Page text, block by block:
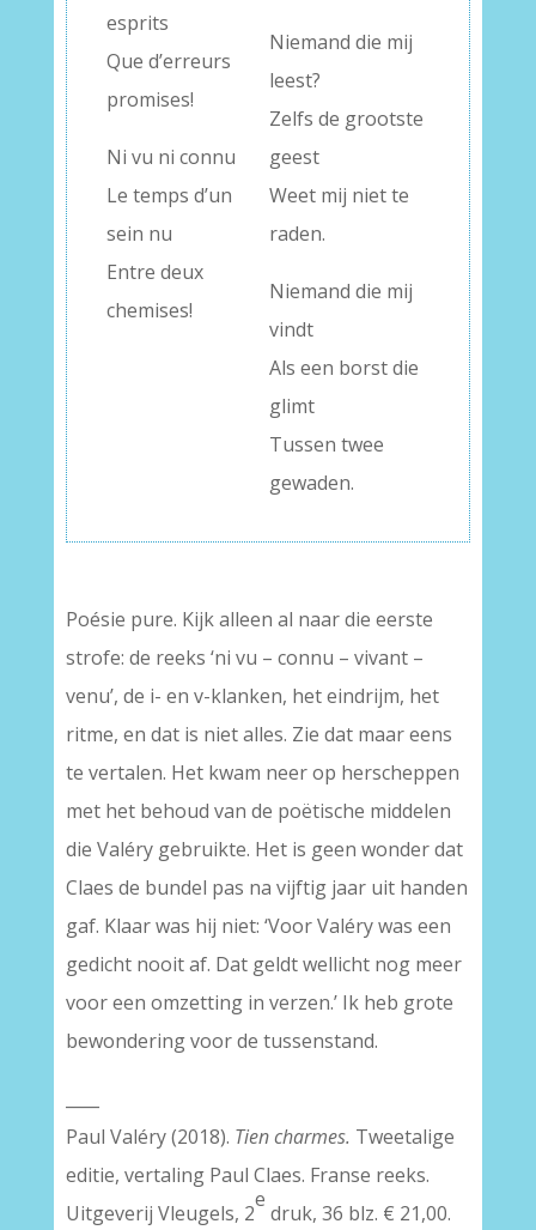
esprits
Que d’erreurs
promises!
Ni vu ni connu
Le temps d’un
sein nu
Entre deux
chemises!
Niemand die mij
leest?
Zelfs de grootste
geest
Weet mij niet te
raden.
Niemand die mij
vindt
Als een borst die
glimt
Tussen twee
gewaden.
Poésie pure. Kijk alleen al naar die eerste
strofe: de reeks ‘ni vu – connu – vivant –
venu’, de i- en v-klanken, het eindrijm, het
ritme, en dat is niet alles. Zie dat maar eens
te vertalen. Het kwam neer op herscheppen
met het behoud van de poëtische middelen
die Valéry gebruikte. Het is geen wonder dat
Claes de bundel pas na vijftig jaar uit handen
gaf. Klaar was hij niet: ‘Voor Valéry was een
gedicht nooit af. Dat geldt wellicht nog meer
voor een omzetting in verzen.’ Ik heb grote
bewondering voor de tussenstand.
Paul Valéry (2018). Tien charmes. Tweetalige
editie, vertaling Paul Claes. Franse reeks.
Uitgeverij Vleugels, 2
e
druk, 36 blz. € 21,00.